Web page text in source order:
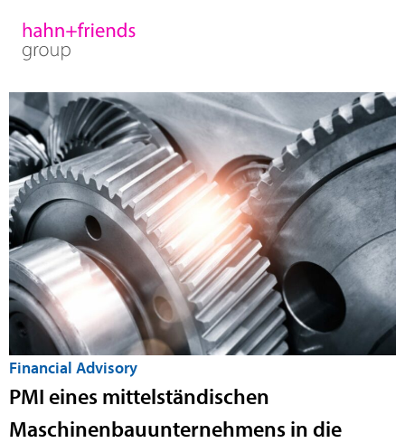
Financial Advisory
PMI eines mittelständischen
Maschinenbauunternehmens in die